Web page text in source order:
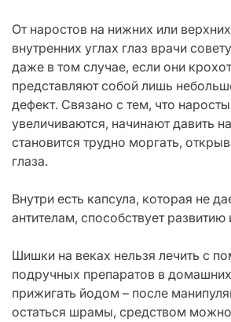
От наростов на нижних или
внутренних углах глаз врачи
даже в том случае, если они
представляют собой лишь
дефект. Связано с тем, что
увеличиваются, начинают давить
становится трудно моргать,
глаза.
Внутри есть капсула, которая не
антителам, способствует
Шишки на веках нельзя лечить с
подручных препаратов в
прижигать йодом – после
остаться шрамы, средством